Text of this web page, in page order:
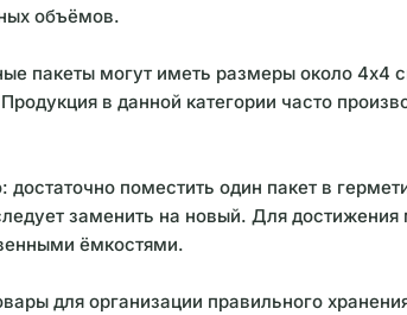
объёмов.
пакеты могут иметь размеры около 4x4
в данной категории часто
достаточно поместить один пакет в
заменить на новый. Для
ёмкостями.
для организации правильного